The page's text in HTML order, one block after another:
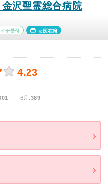
沢聖霊総合病院
イナ受付 女医在籍
4.23
| 6月:389